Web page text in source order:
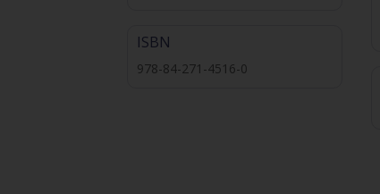
ISBN
978-84-271-4516-0